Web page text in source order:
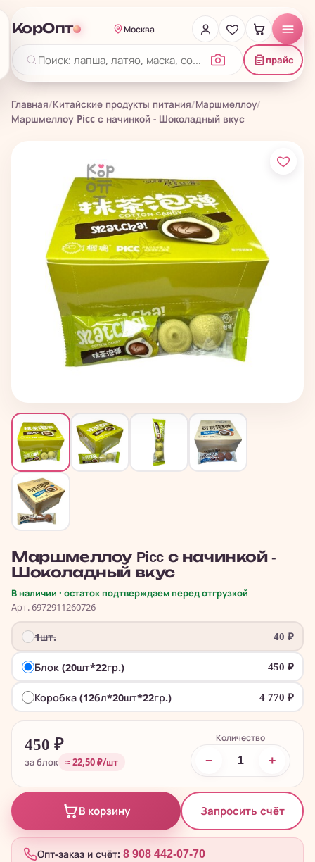
КорОпт Москва
прайс
Главная/Китайские продукты питания/Маршмеллоу/
Маршмеллоу Picc с начинкой - Шоколадный вкус
Маршмеллоу Picc с начинкой -
Шоколадный вкус
В наличии · остаток подтверждаем перед отгрузкой
Арт. 6972911260726
1шт. 40 ₽
Блок (20шт*22гр.) 450 ₽
Коробка (12бл*20шт*22гр.) 4 770 ₽
450 ₽
за блок ≈ 22,50 ₽/шт
Количество
− +
В корзину Запросить счёт
Опт-заказ и счёт: 8 908 442-07-70